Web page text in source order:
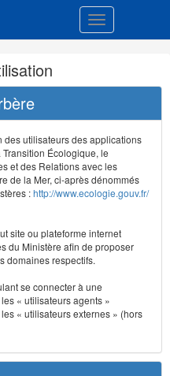
Toggle
utilisateurs des applications
Écologique, le
et des Relations avec les
de la Mer, ci-après dénommés
:http://www.ecologie.gouv.fr/
site ou plateforme internet
du Ministère afin de proposer
domaines respectifs.
se connecter à une
« utilisateurs agents »
« utilisateurs externes » (hors